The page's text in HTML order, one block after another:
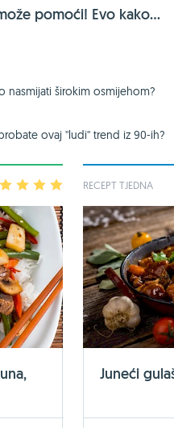
pomoći! Evo kako...
nasmijati širokim osmijehom?
ovaj ''ludi'' trend iz 90-ih?
2 3 4 RECEPT TJEDNA
Juneći